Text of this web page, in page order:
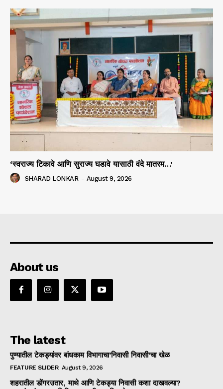
‘स्वराज्य टिकावे आणि सुराज्य घडावे यासाठी वंदे मातरम…’
SHARAD LONKAR - August 9, 2026
About us
The latest
पुण्यातील टेकड्यांवर बांधकाम विभागाचा’निवासी निवासी’चा खेळ
FEATURE SLIDER August 9, 2026
शहरातील डोंगरउतार, माथे आणि टेकड्या निवासी कशा दाखवल्या?